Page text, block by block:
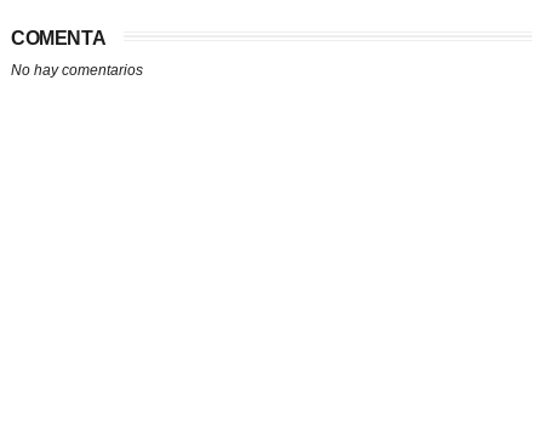
COMENTA
No hay comentarios